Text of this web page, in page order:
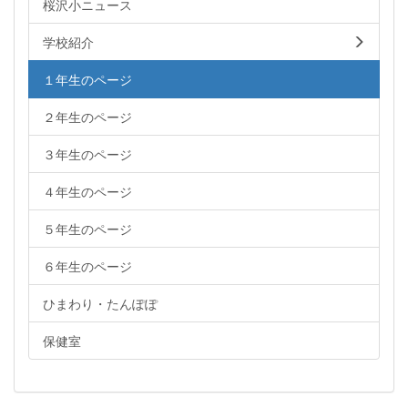
桜沢小ニュース
学校紹介
１年生のページ
２年生のページ
３年生のページ
４年生のページ
５年生のページ
６年生のページ
ひまわり・たんぽぽ
保健室